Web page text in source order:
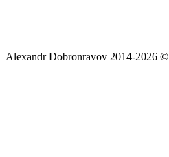
Alexandr Dobronravov 2014-2026 ©